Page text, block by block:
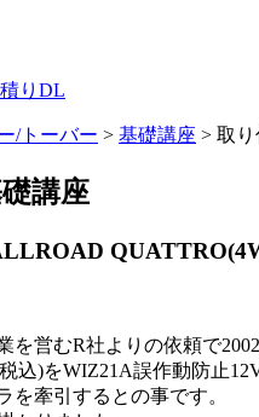
/トーバー > 基礎講座 > 取
を営むR社よりの依頼で
込)をWIZ21A誤作動防止
を牽引するとの事です。